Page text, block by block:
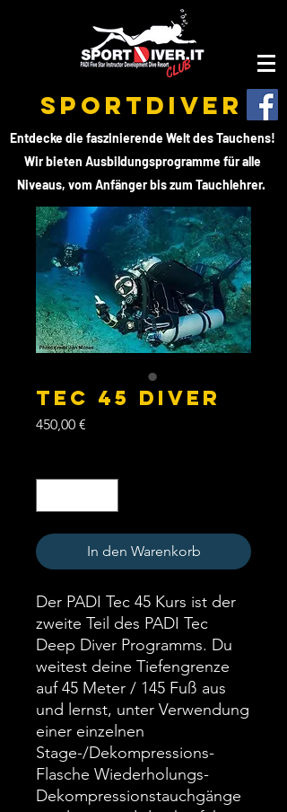
SPORTDIVER
Entdecke die faszinierende Welt des Tauchens!
Wir bieten Ausbildungsprogramme für alle
Niveaus, vom Anfänger bis zum Tauchlehrer.
TEC 45 DIVER
450,00 €
In den Warenkorb
Der PADI Tec 45 Kurs ist der
zweite Teil des PADI Tec
Deep Diver Programms. Du
weitest deine Tiefengrenze
auf 45 Meter / 145 Fuß aus
und lernst, unter Verwendung
einer einzelnen
Stage-/Dekompressions-
Flasche Wiederholungs-
Dekompressionstauchgänge